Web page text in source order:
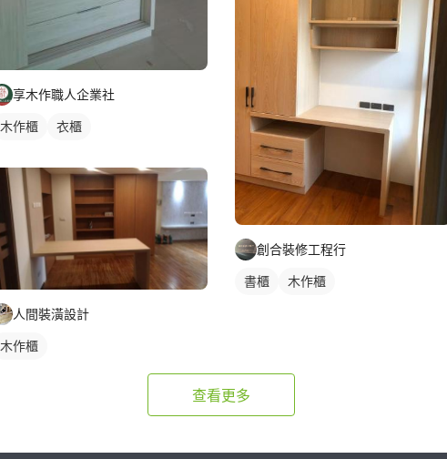
享木作職人企業社
木作櫃 衣櫃
人間裝潢設計
木作櫃
創合裝修工程行
書櫃 木作櫃
查看更多